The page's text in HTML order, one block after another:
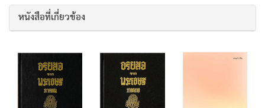
หนังสือที่เกี่ยวข้อง